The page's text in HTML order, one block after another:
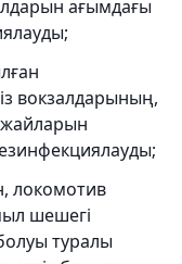
ағымдағы
вокзалдарының,
локомотив
шешегі
туралы